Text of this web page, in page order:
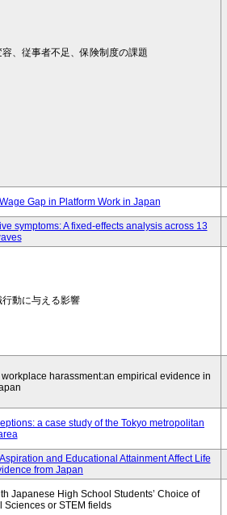
、従事者不足、保険制度の課題
Gap in Platform Work in Japan
symptoms: A fixed-effects analysis across 13
動に与える影響
harassment:an empirical evidence in
a case study of the Tokyo metropolitan
and Educational Attainment Affect Life
from Japan
Japanese High School Students’ Choice of
Sciences or STEM fields